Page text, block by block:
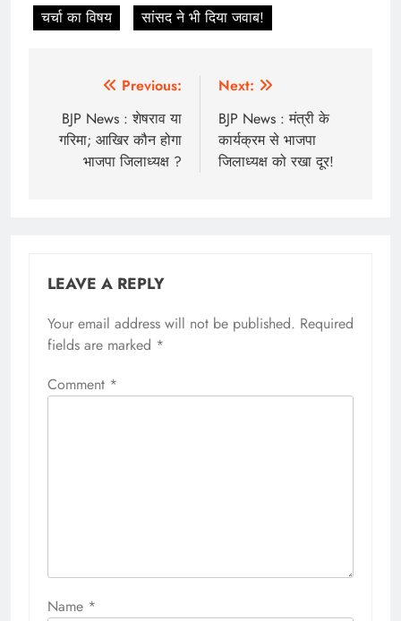
चर्चा का विषय
सांसद ने भी दिया जवाब!
navigation
Previous:
BJP News : शेषराव या
गरिमा; आखिर कौन होगा
भाजपा जिलाध्यक्ष ?
Next:
BJP News : मंत्री के
कार्यक्रम से भाजपा
जिलाध्यक्ष को रखा दूर!
LEAVE A REPLY
Your email address will not be published. Required
fields are marked *
Comment *
Name *